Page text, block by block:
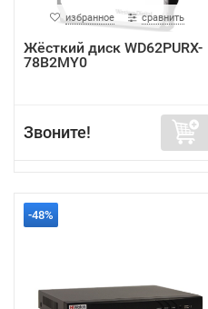
избранное сравнить
Жёсткий диск WD62PURX-
78B2MY0
Звоните!
-48%